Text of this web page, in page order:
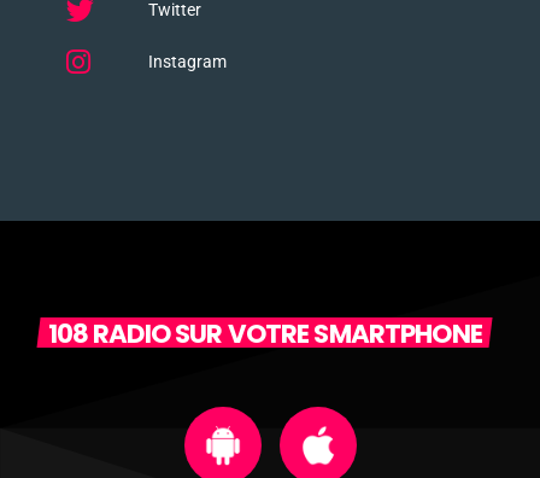
Twitter
Instagram
108 RADIO SUR VOTRE SMARTPHONE